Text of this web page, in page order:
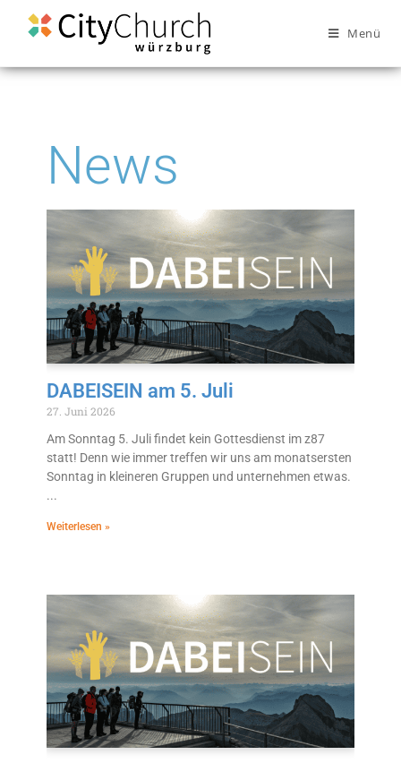
Menü
News
DABEISEIN am 5. Juli
27. Juni 2026
Am Sonntag 5. Juli findet kein Gottesdienst im z87
statt! Denn wie immer treffen wir uns am monatsersten
Sonntag in kleineren Gruppen und unternehmen etwas.
Weiterlesen »